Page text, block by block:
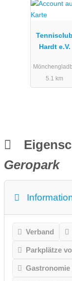
Tennisclub
Hardt e.V.
5.1 km
Geropark
Verband
Parkplätze